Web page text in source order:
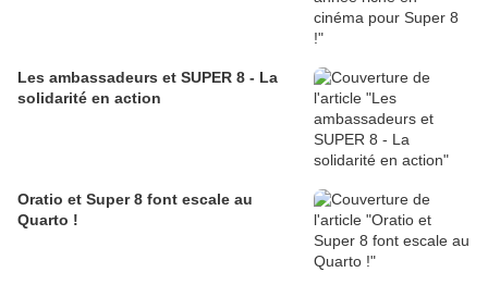
Les ambassadeurs et SUPER 8 - La
solidarité en action
Oratio et Super 8 font escale au
Quarto !